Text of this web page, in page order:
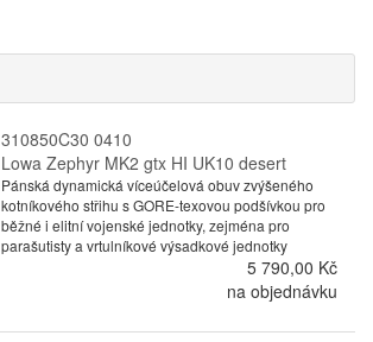
310850C30 0410
Lowa Zephyr MK2 gtx HI UK10 desert
Pánská dynamická víceúčelová obuv zvýšeného
kotníkového střihu s GORE-texovou podšívkou pro
běžné i elitní vojenské jednotky, zejména pro
parašutisty a vrtulníkové výsadkové jednotky
5 790,00 Kč
na objednávku